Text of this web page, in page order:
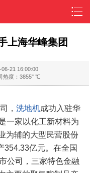
上海华峰集团
21 16:00:00
热度：3855" ℃
， 洗地机成功入驻华
一家以化工新材料为
为辅的大型民营股份
354.33亿元。在全国
公司，三家特色金融